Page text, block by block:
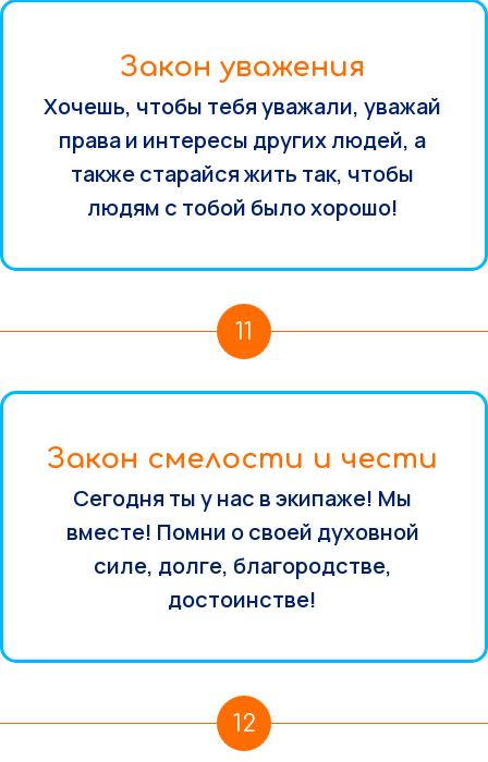
Закон уважения
Хочешь, чтобы тебя уважали, уважай
права и интересы других людей, а
также старайся жить так, чтобы
людям с тобой было хорошо!
11
Закон смелости и чести
Сегодня ты у нас в экипаже! Мы
вместе! Помни о своей духовной
силе, долге, благородстве,
достоинстве!
12